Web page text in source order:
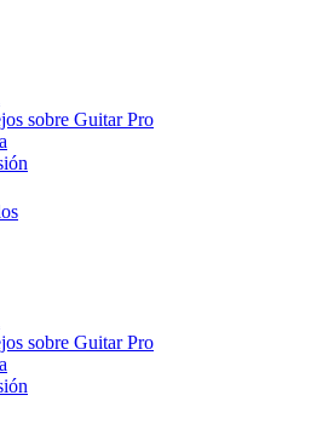
sobre Guitar Pro
sobre Guitar Pro